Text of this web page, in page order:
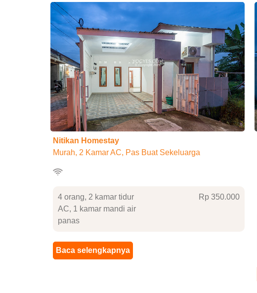
Nitikan Homestay
Murah, 2 Kamar AC, Pas Buat Sekeluarga
4 orang, 2 kamar tidur
AC, 1 kamar mandi air
panas
Rp 350.000
Baca selengkapnya